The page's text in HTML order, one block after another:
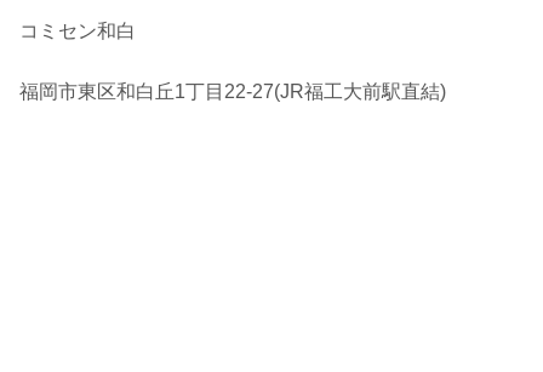
コミセン和白
福岡市東区和白丘1丁目22-27(JR福工大前駅直結)